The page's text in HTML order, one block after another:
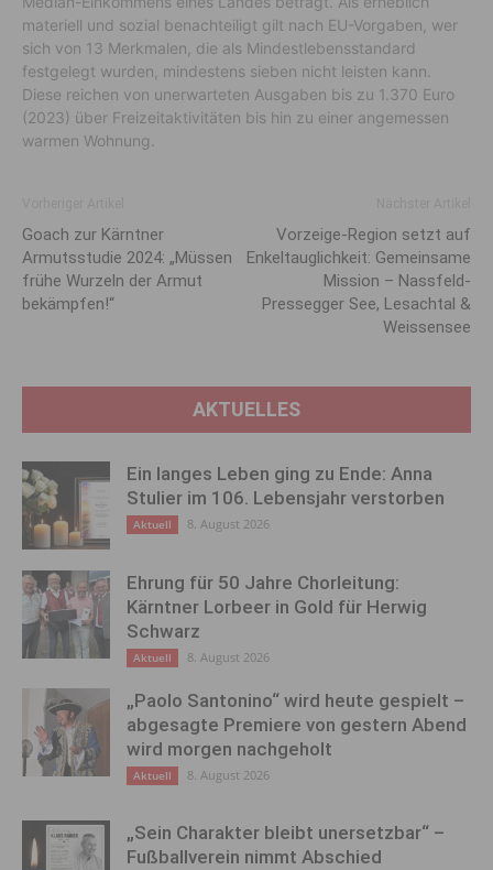
materiell und sozial benachteiligt gilt nach EU-Vorgaben, wer
sich von 13 Merkmalen, die als Mindestlebensstandard
festgelegt wurden, mindestens sieben nicht leisten kann.
Diese reichen von unerwarteten Ausgaben bis zu 1.370 Euro
(2023) über Freizeitaktivitäten bis hin zu einer angemessen
warmen Wohnung.
Goach zur Kärntner
Armutsstudie 2024: „Müssen
frühe Wurzeln der Armut
bekämpfen!“
Vorzeige-Region setzt auf
Enkeltauglichkeit: Gemeinsame
Mission – Nassfeld-
Pressegger See, Lesachtal &
Weissensee
AKTUELLES
Ein langes Leben ging zu Ende: Anna
Stulier im 106. Lebensjahr verstorben
Aktuell 8. August 2026
Ehrung für 50 Jahre Chorleitung:
Kärntner Lorbeer in Gold für Herwig
Schwarz
Aktuell 8. August 2026
„Paolo Santonino“ wird heute gespielt –
abgesagte Premiere von gestern Abend
wird morgen nachgeholt
Aktuell 8. August 2026
„Sein Charakter bleibt unersetzbar“ –
Fußballverein nimmt Abschied